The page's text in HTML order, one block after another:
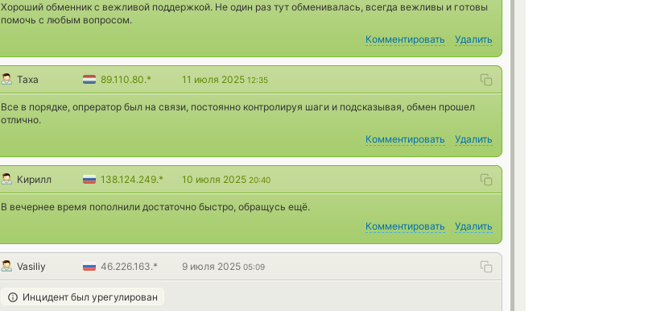
Хороший обменник с вежливой поддержкой. Не один раз тут обменивалась, всегда вежливы и готовы
помочь с любым вопросом.
Комментировать
Удалить
Таха 89.110.80.* 11 июля 2025 12:35
Все в порядке, опрератор был на связи, постоянно контролируя шаги и подсказывая, обмен прошел
отлично.
Комментировать
Удалить
Кирилл 138.124.249.* 10 июля 2025 20:40
В вечернее время пополнили достаточно быстро, обращусь ещё.
Комментировать
Удалить
Vasiliy 46.226.163.* 9 июля 2025 05:09
Инцидент был урегулирован